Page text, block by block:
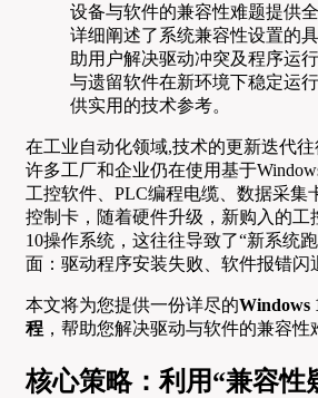
设备与软件的兼容性难题提供
详细阐述了系统兼容性设置的
助用户解决驱动冲突及程序运
与遗留软件在新环境下稳定运
供实用的技术参考。
在工业自动化领域,技术的更新迭代往
许多工厂和企业仍在使用基于
工控软件、PLC编程电缆、数据采集
控制卡，随着硬件升级，新购入的工
10操作系统，这往往导致了“新系统
面：驱动程序安装失败、软件报错闪
本文将为您提供一份详尽的Windows
程 ，帮助您解决驱动与软件的兼容性
核心策略：利用“兼容性